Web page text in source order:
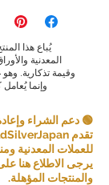
يُباع هذا
المعدنية
وقيمة تذكارية.
وإنما
🟢 دعم الشراء وإعادة
للعملات المعدنية
يرجى الاطلاع هنا
والمنتجات المؤهلة.